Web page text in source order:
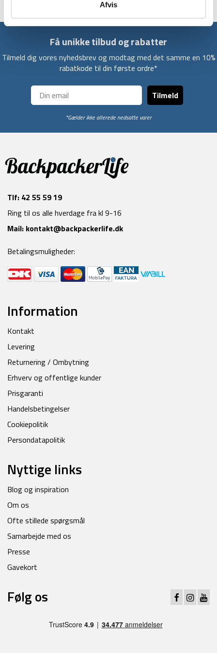
Afvis
Få unikke tilbud og rabatter
Tilmeld dig vores nyhedsbrev og modtag med det samme en 10%
rabatkode til din første ordre*
Tilmeld
*Gælder ikke allerede nedsatte varer
Tlf: 42 55 59 19
Ring til os alle hverdage fra kl 9-16
Mail: kontakt@backpackerlife.dk
Betalingsmuligheder:
Information
Kontakt
Levering
Returnering / Ombytning
Erhverv og offentlige kunder
Prisgaranti
Handelsbetingelser
Cookiepolitik
Persondatapolitik
Nyttige links
Blog og inspiration
Om os
Ofte stillede spørgsmål
Samarbejde med os
Presse
Gavekort
Følg os